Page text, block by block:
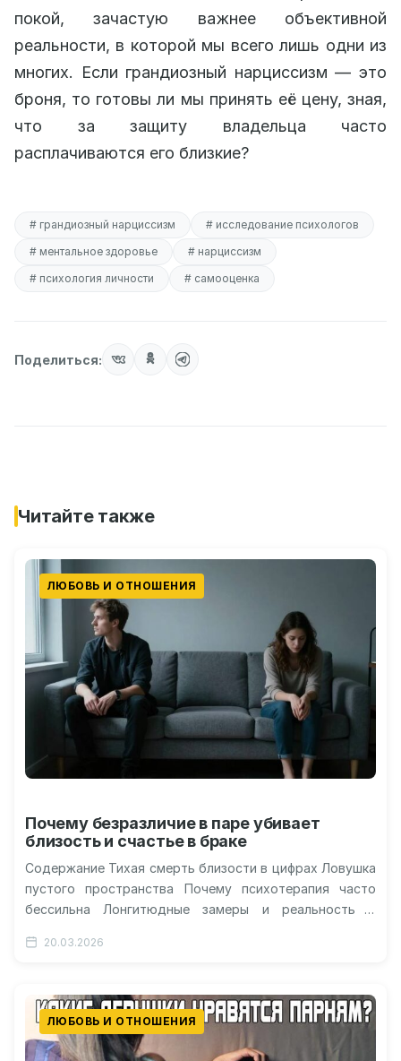
покой, зачастую важнее объективной
реальности, в которой мы всего лишь одни из
многих. Если грандиозный нарциссизм — это
броня, то готовы ли мы принять её цену, зная,
что за защиту владельца часто
расплачиваются его близкие?
# грандиозный нарциссизм
# исследование психологов
# ментальное здоровье
# нарциссизм
# психология личности
# самооценка
Поделиться:
Читайте также
ЛЮБОВЬ И ОТНОШЕНИЯ
Почему безразличие в паре убивает
близость и счастье в браке
Содержание Тихая смерть близости в цифрах Ловушка
пустого пространства Почему психотерапия часто
бессильна Лонгитюдные замеры и реальность В
выглядит…
20.03.2026
ЛЮБОВЬ И ОТНОШЕНИЯ